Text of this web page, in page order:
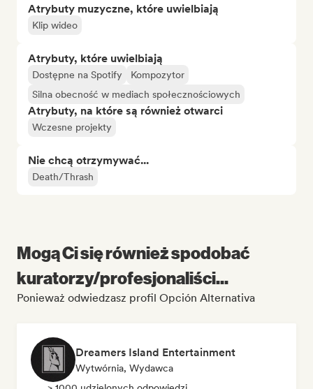
Atrybuty muzyczne, które uwielbiają
Klip wideo
Atrybuty, które uwielbiają
Dostępne na Spotify
Kompozytor
Silna obecność w mediach społecznościowych
Atrybuty, na które są również otwarci
Wczesne projekty
Nie chcą otrzymywać...
Death/Thrash
Mogą Ci się również spodobać
kuratorzy/profesjonaliści...
Ponieważ odwiedzasz profil Opción Alternativa
Dreamers Island Entertainment
Wytwórnia, Wydawca